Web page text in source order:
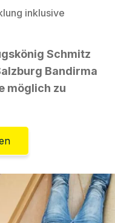
inklusive
Schmitz
Bandirma
möglich zu